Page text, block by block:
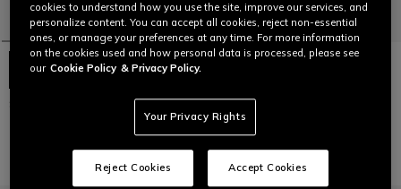
STORM 2 UNISEX JACKET STORM 2 UNISEX PANTS
99,00 €
cookies to understand how you use the site, improve our services, and
personalize content. You can accept all cookies, reject non-essential
ones, or manage your preferences at any time. For more information
on the cookies used and how personal data is processed, please see
our Cookie Policy & Privacy Policy.
Your Privacy Rights
Reject Cookies Accept Cookies